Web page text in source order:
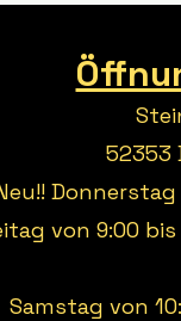
52353
von 9:00 bis
Samstag von